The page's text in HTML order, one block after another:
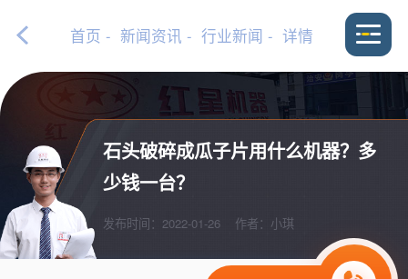
首页 - 新闻资讯 - 行业新闻 - 详情
石头破碎成瓜子片用什么机器？多
少钱一台？
发布时间：2022-01-26 作者：小琪